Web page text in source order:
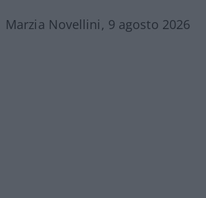
Marzia Novellini, 9 agosto 2026